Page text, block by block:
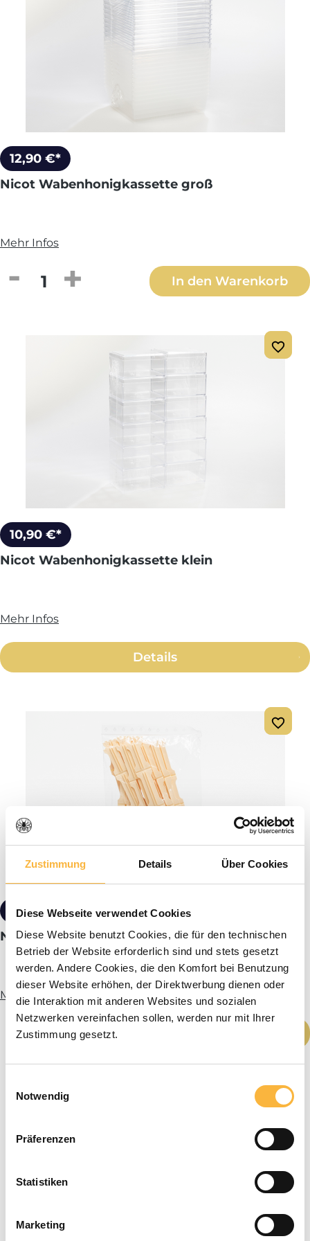
Zustimmung Details Über Cookies
Diese Webseite verwendet Cookies
Diese Website benutzt Cookies, die für den technischen
Betrieb der Website erforderlich sind und stets gesetzt
werden. Andere Cookies, die den Komfort bei Benutzung
dieser Website erhöhen, der Direktwerbung dienen oder
die Interaktion mit anderen Websites und sozialen
Netzwerken vereinfachen sollen, werden nur mit Ihrer
Zustimmung gesetzt.
Notwendig
Präferenzen
Statistiken
Marketing
12,90 €*
Nicot Wabenhonigkassette groß
Mehr Infos
Produkt Anzahl: Gib den gewünschten
In den Warenkorb
10,90 €*
Nicot Wabenhonigkassette klein
Mehr Infos
Details
6,90 €*
Nicot Wabenhonig Rähmchen klein
Mehr Infos
Produkt Anzahl: Gib den gewünschten